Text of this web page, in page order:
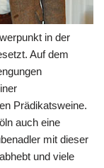
in der
Auf dem
Prädikatsweine.
auch eine
mit dieser
und viele